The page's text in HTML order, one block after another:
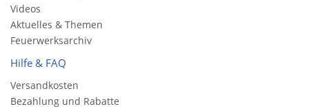
Videos
Aktuelles & Themen
Feuerwerksarchiv
Hilfe & FAQ
Versandkosten
Bezahlung und Rabatte